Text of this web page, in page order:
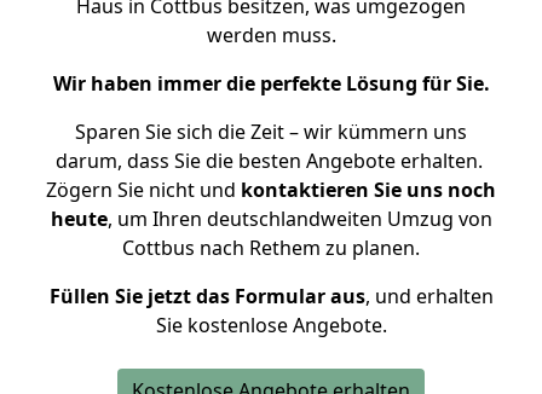
Haus in Cottbus besitzen, was umgezogen
werden muss.
Wir haben immer die perfekte Lösung für Sie.
Sparen Sie sich die Zeit – wir kümmern uns
darum, dass Sie die besten Angebote erhalten.
Zögern Sie nicht und kontaktieren Sie uns noch
heute, um Ihren deutschlandweiten Umzug von
Cottbus nach Rethem zu planen.
Füllen Sie jetzt das Formular aus, und erhalten
Sie kostenlose Angebote.